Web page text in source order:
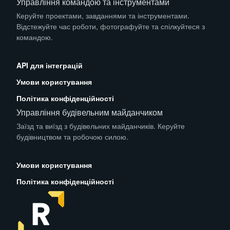
Керуйте проектами, завданнями та інструментами.
Відстежуйте час роботи, фотографуйте та спілкуйтеся з
командою.
API для інтеграцій
Умови користування
Політика конфіденційності
Управління будівельним майданчиком
Заїзд та виїзд з будівельних майданчиків. Керуйте
будівництвом та робочою силою.
Умови користування
Політика конфіденційності